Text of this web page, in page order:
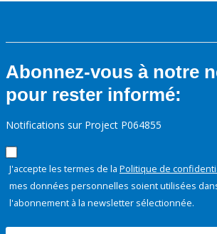
Abonnez-vous à notre
pour rester informé:
Notifications sur Project P064855
J'accepte les termes de la Politique de
mes données personnelles soient utilisées
l'abonnement à la newsletter sélectionnée.